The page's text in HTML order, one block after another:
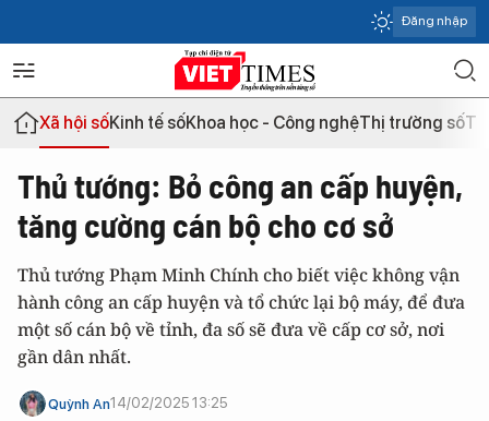
Đăng nhập
Xã hội sốKinh tế sốKhoa học - Công nghệThị trường số
Thủ tướng: Bỏ công an cấp huyện,
tăng cường cán bộ cho cơ sở
Thủ tướng Phạm Minh Chính cho biết việc không vận
hành công an cấp huyện và tổ chức lại bộ máy, để đưa
một số cán bộ về tỉnh, đa số sẽ đưa về cấp cơ sở, nơi
gần dân nhất.
Quỳnh An14/02/2025 13:25